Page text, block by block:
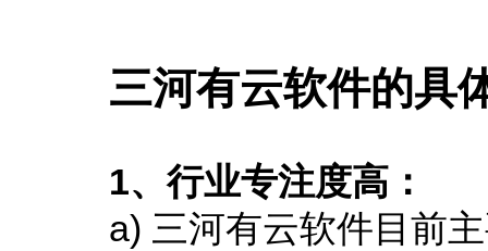
三河有云软件的具
1、行业专注度高：
a) 三河有云软件目前